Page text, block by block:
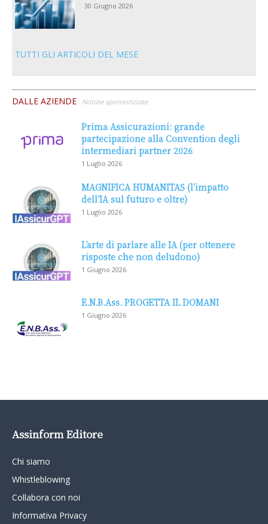
30 Giugno 2026
TUTTI GLI ARTICOLI DEL MESE
DALLE AZIENDE Notizie sponsorizzate
Prima Assicurazioni: grande
partecipazione alla Convention degli
intermediari partner 2026
1 Luglio 2026
MAGNIFICA HUMANITAS (l’impatto
dell’IA sul futuro e oltre)
1 Luglio 2026
L’arte di parlare alle IA (per ottenere
risposte che non deludono)
1 Giugno 2026
E.N.B.Ass. PROGETTA IL DOMANI
1 Giugno 2026
Assinform Editore
Chi siamo
Whistleblowing
Collabora con noi
Informativa Privacy